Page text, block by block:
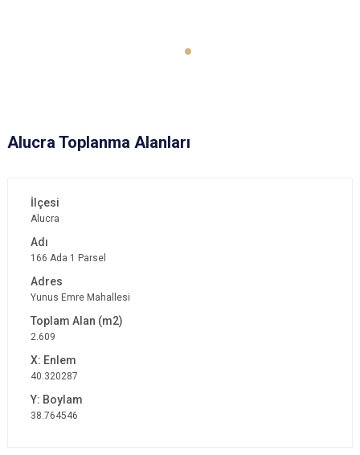
Alucra Toplanma Alanları
Alucra
166 Ada 1 Parsel
Yunus Emre Mahallesi
2.609
40.320287
38.764546